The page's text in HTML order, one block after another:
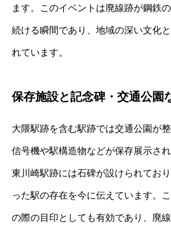
ます。このイベントは廃線跡が鋼鉄
続ける瞬間であり、地域の深い文化
れています。
保存施設と記念碑・交通公園
大隈駅跡を含む駅跡では交通公園が
信号機や駅構造物などが保存展示され
東川崎駅跡には石碑が設けられてお
った駅の存在を今に伝えています。
の際の目印としても有効であり、廃